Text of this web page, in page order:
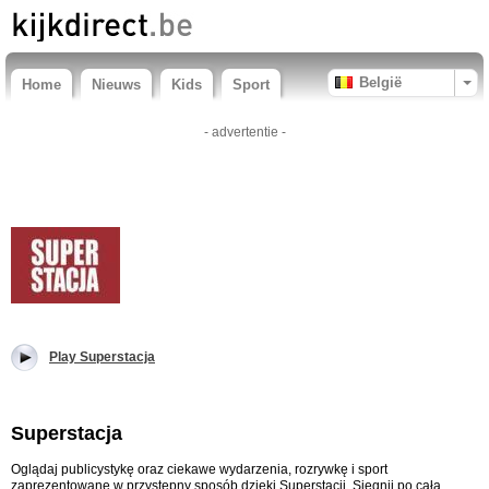
Home Nieuws Kids Sport België
- advertentie -
Play Superstacja
Superstacja
Oglądaj publicystykę oraz ciekawe wydarzenia, rozrywkę i sport
zaprezentowane w przystępny sposób dzięki Superstacji. Sięgnij po całą